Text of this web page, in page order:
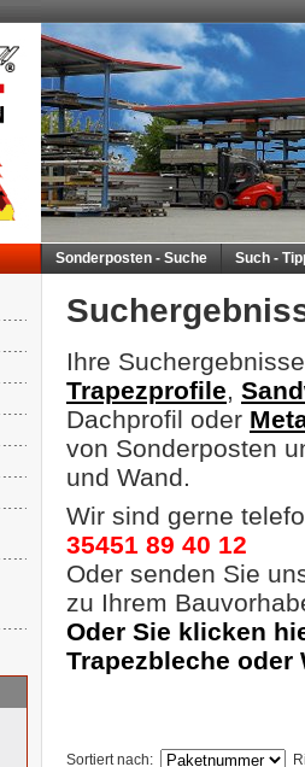
Sonderposten - Suche Such -
Ihre
Trapezprofile,
Dachprofil oder
von Sonderposten
und Wand.
Wir sind gerne
35451 89 40 12
Oder senden Sie
zu Ihrem
Oder Sie klicken
Trapezbleche oder
Sortiert nach: